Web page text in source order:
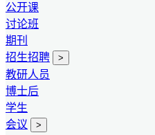
公开课
讨论班
期刊
招生招聘
>
教研人员
博士后
学生
会议
>